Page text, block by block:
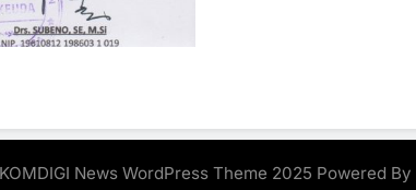
News WordPress Theme 2025 Powered By